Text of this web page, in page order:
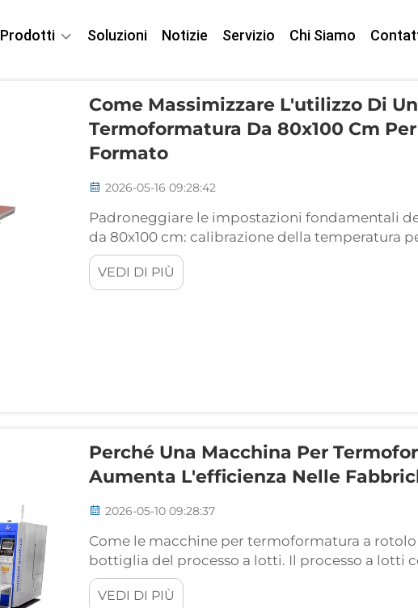
Prodotti Soluzioni Notizie Servizio Chi Siamo
Come Massimizzare L'utilizzo Di
Termoformatura Da 80x100 Cm
Formato
2026-05-16 09:28:42
Padroneggiare le impostazioni fondamentali
da 80x100 cm: calibrazione della temperatura
Ottenere risultati costanti con una macchina
inizia con una calibrazione precisa della
Cotto...
VEDI DI PIÙ
Perché Una Macchina Per
Aumenta L'efficienza Nelle
2026-05-10 09:28:37
Come le macchine per termoformatura a
bottiglia del processo a lotti. Il processo a lotti
genera un flusso di lavoro stop-start che limita
caricato manualmente, sottoposto a
VEDI DI PIÙ